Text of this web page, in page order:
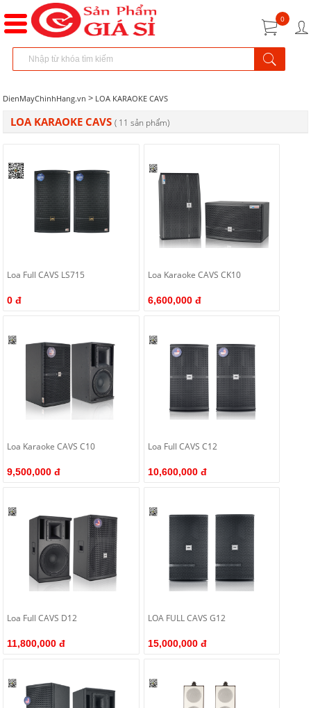
0
DienMayChinhHang.vn > LOA KARAOKE CAVS
LOA KARAOKE CAVS( 11 sản phẩm)
Loa Full CAVS LS715
0 đ
Loa Karaoke CAVS CK10
6,600,000 đ
Loa Karaoke CAVS C10
9,500,000 đ
Loa Full CAVS C12
10,600,000 đ
Loa Full CAVS D12
11,800,000 đ
LOA FULL CAVS G12
15,000,000 đ